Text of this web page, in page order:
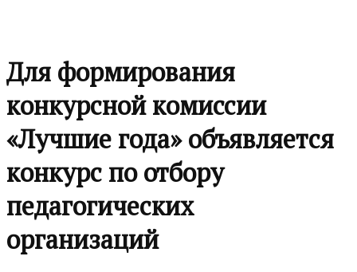
Для формирования
конкурсной комиссии
«Лучшие года» объявляется
конкурс по отбору
педагогических
организаций